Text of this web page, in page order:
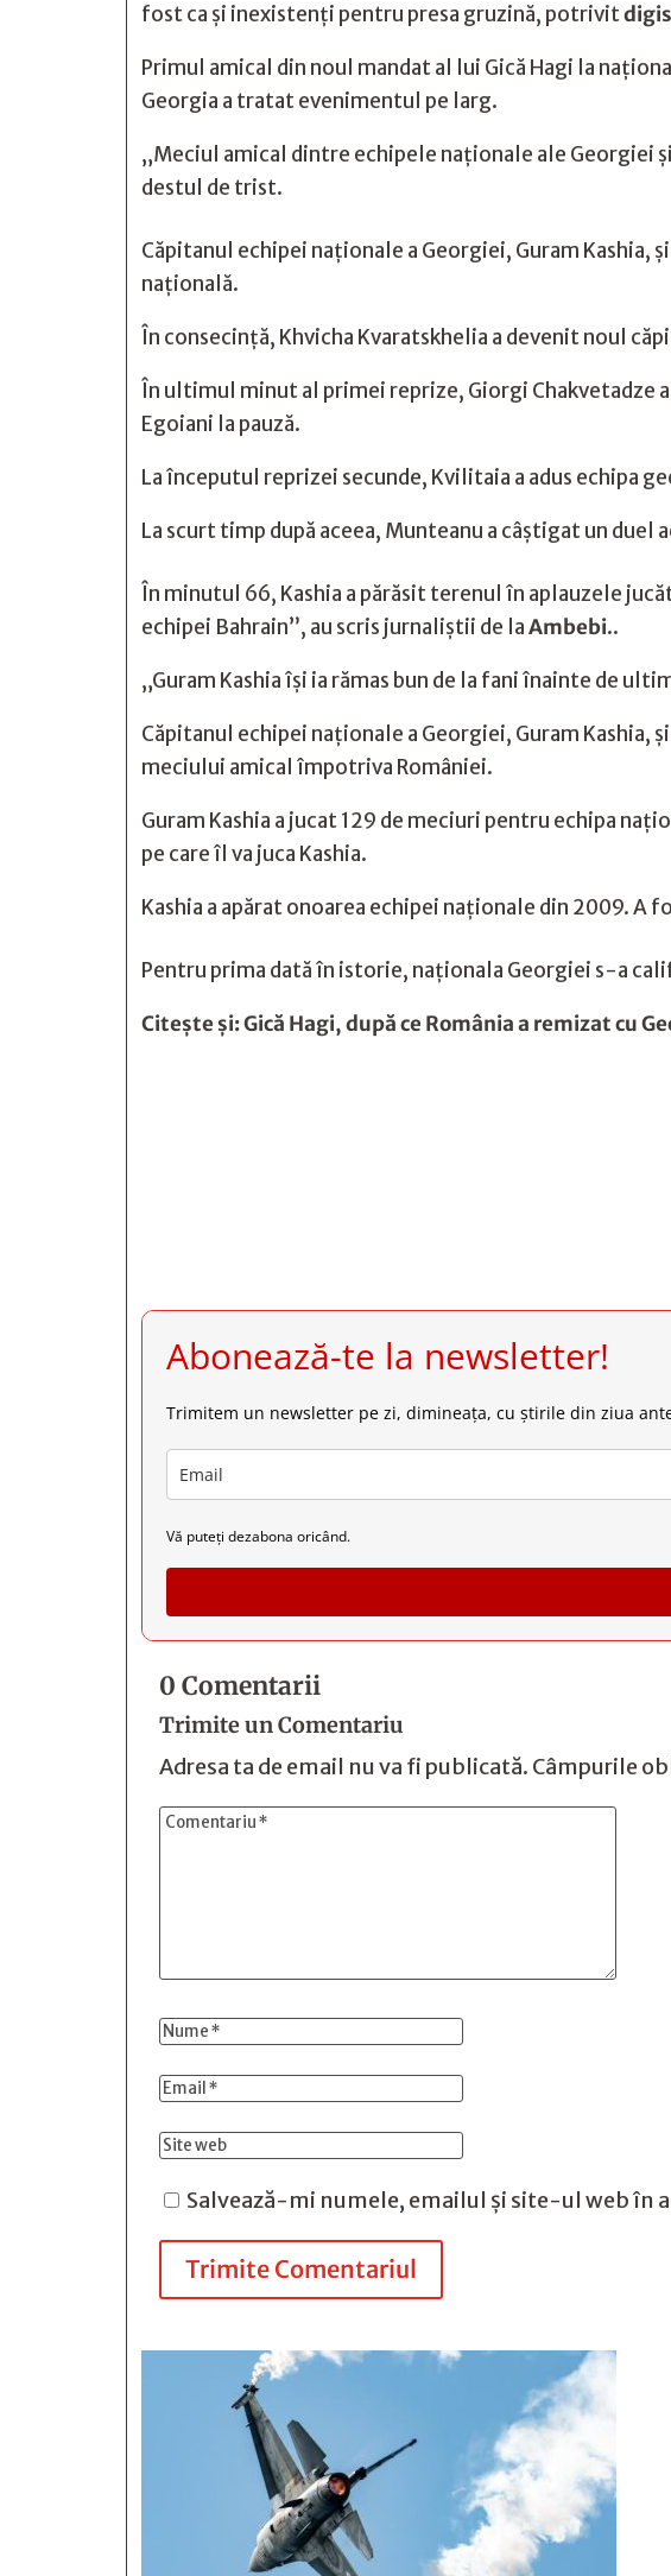
fost ca și inexistenți pentru presa gruzină, potrivit
Primul amical din noul mandat al lui Gică Hagi la
Georgia a tratat evenimentul pe larg.
„Meciul amical dintre echipele naționale ale Georgiei
destul de trist.
Căpitanul echipei naționale a Georgiei, Guram
națională.
În consecință, Khvicha Kvaratskhelia a devenit noul
În ultimul minut al primei reprize, Giorgi Chakvetadze
Egoiani la pauză.
La începutul reprizei secunde, Kvilitaia a adus echipa
La scurt timp după aceea, Munteanu a câștigat un duel
În minutul 66, Kashia a părăsit terenul în aplauzele
echipei Bahrain”, au scris jurnaliștii de laAmbebi..
„Guram Kashia își ia rămas bun de la fani înainte de
Căpitanul echipei naționale a Georgiei, Guram Kashia,
meciului amical împotriva României.
Guram Kashia a jucat 129 de meciuri pentru echipa
pe care îl va juca Kashia.
Kashia a apărat onoarea echipei naționale din 2009. A
Pentru prima dată în istorie, naționala Georgiei s-a
Citește și:Gică Hagi, după ce România a remizat cu
Abonează-te la newsletter!
Trimitem un newsletter pe zi, dimineața, cu știrile din ziua
Vă puteți dezabona oricând.
0 Comentarii
Trimite un Comentariu
Adresa ta de email nu va fi publicată. Câmpurile
Salvează-mi numele, emailul și site-ul web în
Trimite Comentariul